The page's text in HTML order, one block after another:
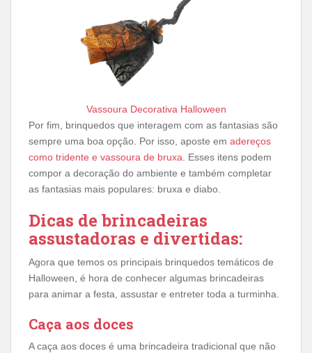
Vassoura Decorativa Halloween
Por fim, brinquedos que interagem com as fantasias são
sempre uma boa opção. Por isso, aposte em adereços
como tridente e vassoura de bruxa. Esses itens podem
compor a decoração do ambiente e também completar
as fantasias mais populares: bruxa e diabo.
Dicas de brincadeiras
assustadoras e divertidas:
Agora que temos os principais brinquedos temáticos de
Halloween, é hora de conhecer algumas brincadeiras
para animar a festa, assustar e entreter toda a turminha.
Caça aos doces
A caça aos doces é uma brincadeira tradicional que não